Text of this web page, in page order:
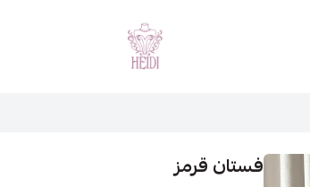
هايدي فاشن
فستان قرمز